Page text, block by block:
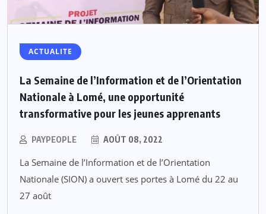
ACTUALITE
La Semaine de l’Information et de l’Orientation
Nationale à Lomé, une opportunité
transformative pour les jeunes apprenants
PAYPEOPLE AOÛT 08, 2022
La Semaine de l’Information et de l’Orientation
Nationale (SION) a ouvert ses portes à Lomé du 22 au
27 août